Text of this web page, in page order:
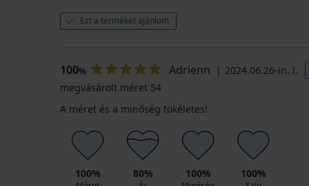
Ezt a terméket ajánlom
100% Adrienn 2024.06.26-in. l.
megvásárolt méret 54
A méret és a minőség tökéletes!
100% 80% 100% 100%